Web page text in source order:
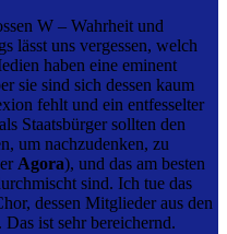
W – Wahrheit und
lässt uns vergessen, welch
haben eine eminent
sie sind sich dessen kaum
fehlt und ein entfesselter
Staatsbürger sollten den
um nachzudenken, zu
Agora), und das am besten
sind. Ich tue das
dessen Mitglieder aus den
ist sehr bereichernd.